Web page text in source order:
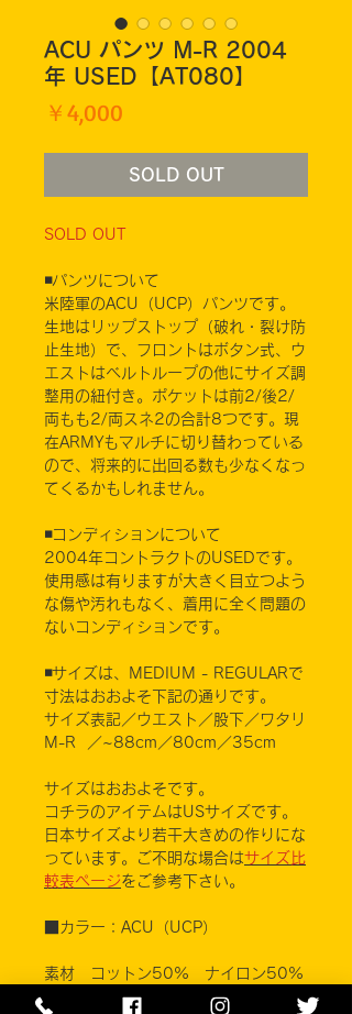
ACU パンツ M-R 2004
年 USED【AT080】
￥4,000
SOLD OUT
SOLD OUT
◾️パンツについて
米陸軍のACU（UCP）パンツです。
生地はリップストップ（破れ・裂け防
止生地）で、フロントはボタン式、ウ
エストはベルトループの他にサイズ調
整用の紐付き。ポケットは前2/後2/
両もも2/両スネ2の合計8つです。現
在ARMYもマルチに切り替わっている
ので、将来的に出回る数も少なくなっ
てくるかもしれません。
◾️コンディションについて
2004年コントラクトのUSEDです。
使用感は有りますが大きく目立つよう
な傷や汚れもなく、着用に全く問題の
ないコンディションです。
◾️サイズは、MEDIUM - REGULARで
寸法はおおよそ下記の通りです。
サイズ表記／ウエスト／股下／ワタリ
M-R ／~88cm／80cm／35cm
サイズはおおよそです。
コチラのアイテムはUSサイズです。
日本サイズより若干大きめの作りにな
っています。ご不明な場合はサイズ比
較表ページをご参考下さい。
■カラー：ACU（UCP）
素材 コットン50% ナイロン50%